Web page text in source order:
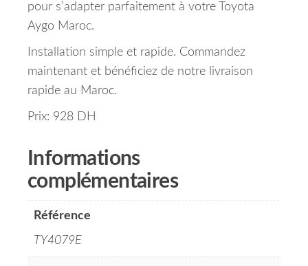
pour s’adapter parfaitement à votre Toyota
Aygo Maroc.
Installation simple et rapide. Commandez
maintenant et bénéficiez de notre livraison
rapide au Maroc.
Prix: 928 DH
Informations
complémentaires
Référence
TY4079E